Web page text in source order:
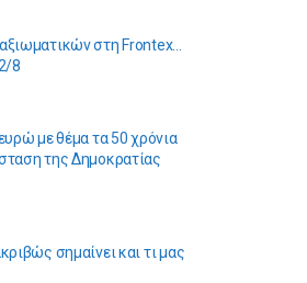
στη Frontex…
8
με θέμα τα 50 χρόνια
της Δημοκρατίας
σημαίνει και τι μας